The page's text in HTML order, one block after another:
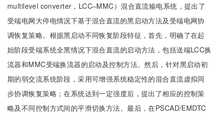
multilevel converter，LCC–MMC）混合直流输电系统，提出了
受端电网大停电情况下基于混合直流的黑启动方法及受端电网协
调恢复策略。根据黑启动不同恢复阶段特征，首先，明确了在起
始阶段受端系统全黑情况下混合直流的启动方法，包括送端LCC换
流器和MMC受端换流器的启动及控制方法。然后，针对黑启动初
期的弱交流系统阶段，采用可增强系统稳定性的混合直流虚拟同
步协调恢复策略；在系统达到一定强度后，提出了相应的控制策
略及不同控制方式间的平滑切换方法。最后，在PSCAD/EMDTC